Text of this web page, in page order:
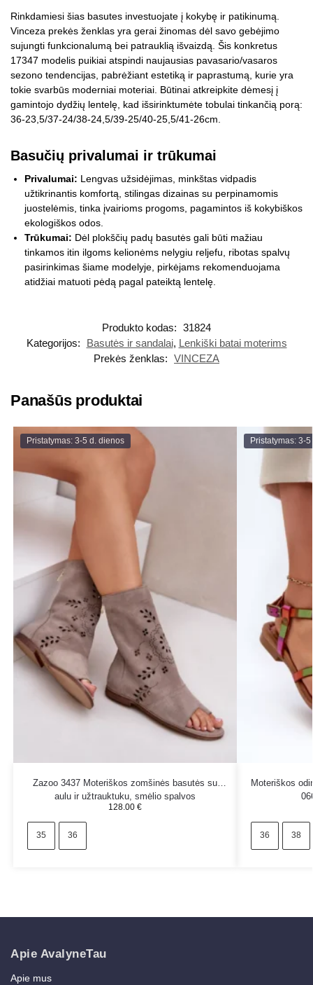
Rinkdamiesi šias basutes investuojate į kokybę ir patikinumą.
Vinceza prekės ženklas yra gerai žinomas dėl savo gebėjimo
sujungti funkcionalumą bei patrauklią išvaizdą. Šis konkretus
17347 modelis puikiai atspindi naujausias pavasario/vasaros
sezono tendencijas, pabrėžiant estetiką ir paprastumą, kurie yra
tokie svarbūs moderniai moteriai. Būtinai atkreipkite dėmesį į
gamintojo dydžių lentelę, kad išsirinktumėte tobulai tinkančią porą:
36-23,5/37-24/38-24,5/39-25/40-25,5/41-26cm.
Basučių privalumai ir trūkumai
Privalumai: Lengvas užsidėjimas, minkštas vidpadis
užtikrinantis komfortą, stilingas dizainas su perpinamomis
juostelėmis, tinka įvairioms progoms, pagamintos iš kokybiškos
ekologiškos odos.
Trūkumai: Dėl plokščių padų basutės gali būti mažiau
tinkamos itin ilgoms kelionėms nelygiu reljefu, ribotas spalvų
pasirinkimas šiame modelyje, pirkėjams rekomenduojama
atidžiai matuoti pėdą pagal pateiktą lentelę.
Produkto kodas: 31824
Kategorijos:
Basutės ir sandalai, Lenkiški batai moterims
Prekės ženklas: VINCEZA
Panašūs produktai
Pristatymas: 3-5 d. dienos
Zazoo 3437 Moteriškos zomšinės basutės su
aulu ir užtrauktuku, smėlio spalvos
128.00 €
35 36
Pristatymas: 3-
Moteriškos
36 38
Apie AvalyneTau
Apie mus